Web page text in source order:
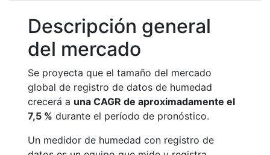
Descripción general
del mercado
Se proyecta que el tamaño del mercado
global de registro de datos de humedad
crecerá a una CAGR de aproximadamente el
7,5 % durante el período de pronóstico.
Un medidor de humedad con registro de